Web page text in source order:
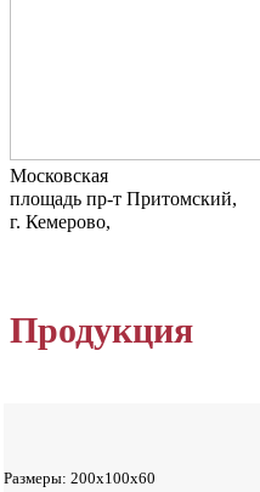
Московская
площадь пр-т Притомский,
г. Кемерово,
Продукция
Размеры: 200х100х60